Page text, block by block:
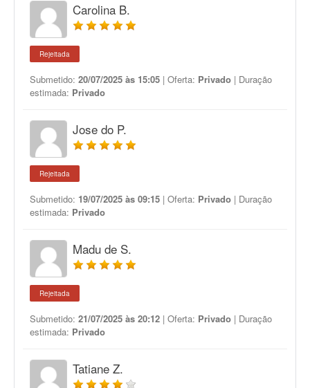
Carolina B.
Rejeitada
Submetido: 20/07/2025 às 15:05 | Oferta: Privado | Duração
estimada: Privado
Jose do P.
Rejeitada
Submetido: 19/07/2025 às 09:15 | Oferta: Privado | Duração
estimada: Privado
Madu de S.
Rejeitada
Submetido: 21/07/2025 às 20:12 | Oferta: Privado | Duração
estimada: Privado
Tatiane Z.